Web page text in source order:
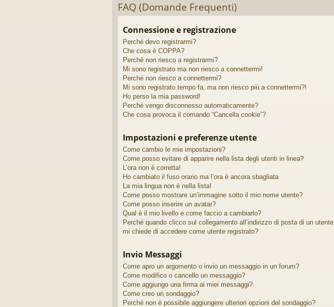
m
ti
ap
idi
FAQ (Domande Frequenti)
Connessione e registrazione
Perché devo registrarmi?
Che cosa è COPPA?
Perché non riesco a registrarmi?
Mi sono registrato ma non riesco a connettermi!
Perché non riesco a connettermi?
Mi sono registrato tempo fa, ma non riesco più a connettermi?!
Ho perso la mia password!
Perché vengo disconnesso automaticamente?
Che cosa provoca il comando “Cancella cookie”?
Impostazioni e preferenze utente
Come cambio le mie impostazioni?
Come posso evitare di apparire nella lista degli utenti in linea?
L’ora non è corretta!
Ho cambiato il fuso orario ma l’ora è ancora sbagliata
La mia lingua non è nella lista!
Come posso mostrare un’immagine sotto il mio nome utente?
Come posso inserire un avatar?
Qual è il mio livello e come faccio a cambiarlo?
Perché quando clicco sul collegamento all’indirizzo di posta di un utente
mi chiede di accedere come utente registrato?
Invio Messaggi
Come apro un argomento o invio un messaggio in un forum?
Come modifico o cancello un messaggio?
Come aggiungo una firma ai miei messaggi?
Come creo un sondaggio?
Perché non è possibile aggiungere ulteriori opzioni del sondaggio?